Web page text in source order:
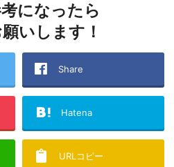
になったら
いします！
Share
Hatena
URLコピー